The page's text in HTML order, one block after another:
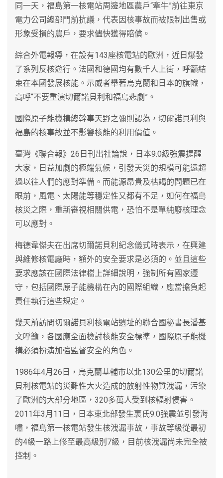
同一天，福島第一核電站周邊地區農戶“牽牛”前往東京
電力公司總部門前抗議，代表因核事故而被限制出售或
形象受損的農戶，要求儘快獲得賠償。
綜合外電報導，在設有143座核電站的歐洲，近日爆發
了系列反核遊行。法國和德國均有數千人上街，呼籲結
束在本國發展核能。示威者舉著烏克蘭和日本的旗幟，
高呼“不要重演切爾諾貝利和福島悲劇”。
國際原子能機構總幹事天野之彌則認為，切爾諾貝利與
福島的核事故並不影響核能的利用價值。
臺灣《聯合報》26日刊出社論說，日本9.0級強震提醒
大家，日益加劇的極端氣候，引發天災的規模可能遠超
過以往人們的應對準備。而能源昂貴及枯竭的問題已在
眼前，風電、太陽能等穩定性又都有不足，如何在福島
核災之際，重新審視相關供電，恐怕不是單純廢核理念
可以應對。
梅德韋傑夫在出席切爾諾貝利紀念儀式時表示，在興建
與維修核電廠時，額外的安全要求是必須的。並且這些
要求應該在國際法律檔上詳細說明，強制所有國家遵
守，包括國際原子能機構在內的國際組織，應當擔負起
責任執行這些規定。
幾天前訪問切爾諾貝利核電站遺址的聯合國秘書長潘基
文呼籲，各國應全面檢討核能安全標準，國際原子能機
構必須扮演加強監督安全的角色。
1986年4月26日，烏克蘭基輔市以北130公里的切爾諾
貝利核電站的災難性大火造成的放射性物質洩漏，污染
了歐洲的大部分地區，320多萬人受到核輻射侵害。
2011年3月11日，日本東北部發生裏氏9.0強震並引發海
嘯，福島第一核電站發生核洩漏事故，事故等級從最初
的4級一路上修至最高級別7級，目前核洩漏尚未完全被
控制。